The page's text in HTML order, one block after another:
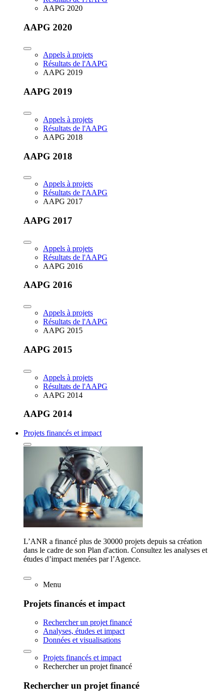
AAPG 2020
AAPG 2020
Appels à projets
Résultats de l'AAPG
AAPG 2019
AAPG 2019
Appels à projets
Résultats de l'AAPG
AAPG 2018
AAPG 2018
Appels à projets
Résultats de l'AAPG
AAPG 2017
AAPG 2017
Appels à projets
Résultats de l'AAPG
AAPG 2016
AAPG 2016
Appels à projets
Résultats de l'AAPG
AAPG 2015
AAPG 2015
Appels à projets
Résultats de l'AAPG
AAPG 2014
AAPG 2014
Projets financés et impact
L’ANR a financé plus de 30000 projets depuis sa création
dans le cadre de son Plan d'action. Consultez les analyses et
études d’impact menées par l’Agence.
Menu
Projets financés et impact
Rechercher un projet financé
Analyses, études et impact
Données et visualisations
Projets financés et impact
Rechercher un projet financé
Rechercher un projet financé